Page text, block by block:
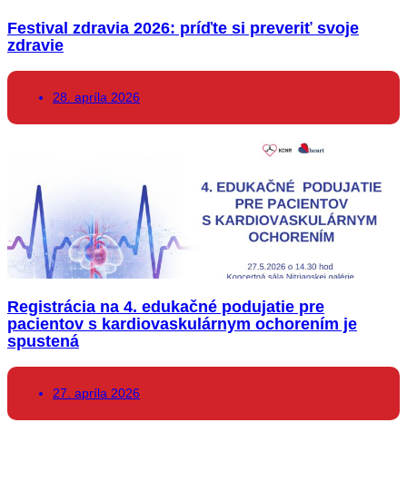
Festival zdravia 2026: príďte si preveriť svoje
zdravie
28. apríla 2026
Registrácia na 4. edukačné podujatie pre
pacientov s kardiovaskulárnym ochorením je
spustená
27. apríla 2026